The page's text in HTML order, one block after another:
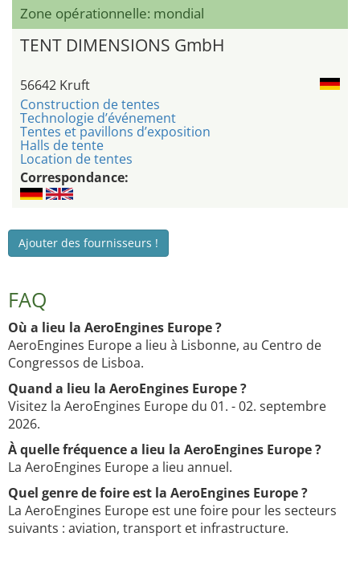
Zone opérationnelle: mondial
TENT DIMENSIONS GmbH
56642 Kruft
Construction de tentes
Technologie d’événement
Tentes et pavillons d’exposition
Halls de tente
Location de tentes
Correspondance:
Ajouter des fournisseurs !
FAQ
Où a lieu la AeroEngines Europe ?
AeroEngines Europe a lieu à Lisbonne, au Centro de
Congressos de Lisboa.
Quand a lieu la AeroEngines Europe ?
Visitez la AeroEngines Europe du 01. - 02. septembre
2026.
À quelle fréquence a lieu la AeroEngines Europe ?
La AeroEngines Europe a lieu annuel.
Quel genre de foire est la AeroEngines Europe ?
La AeroEngines Europe est une foire pour les secteurs
suivants : aviation, transport et infrastructure.